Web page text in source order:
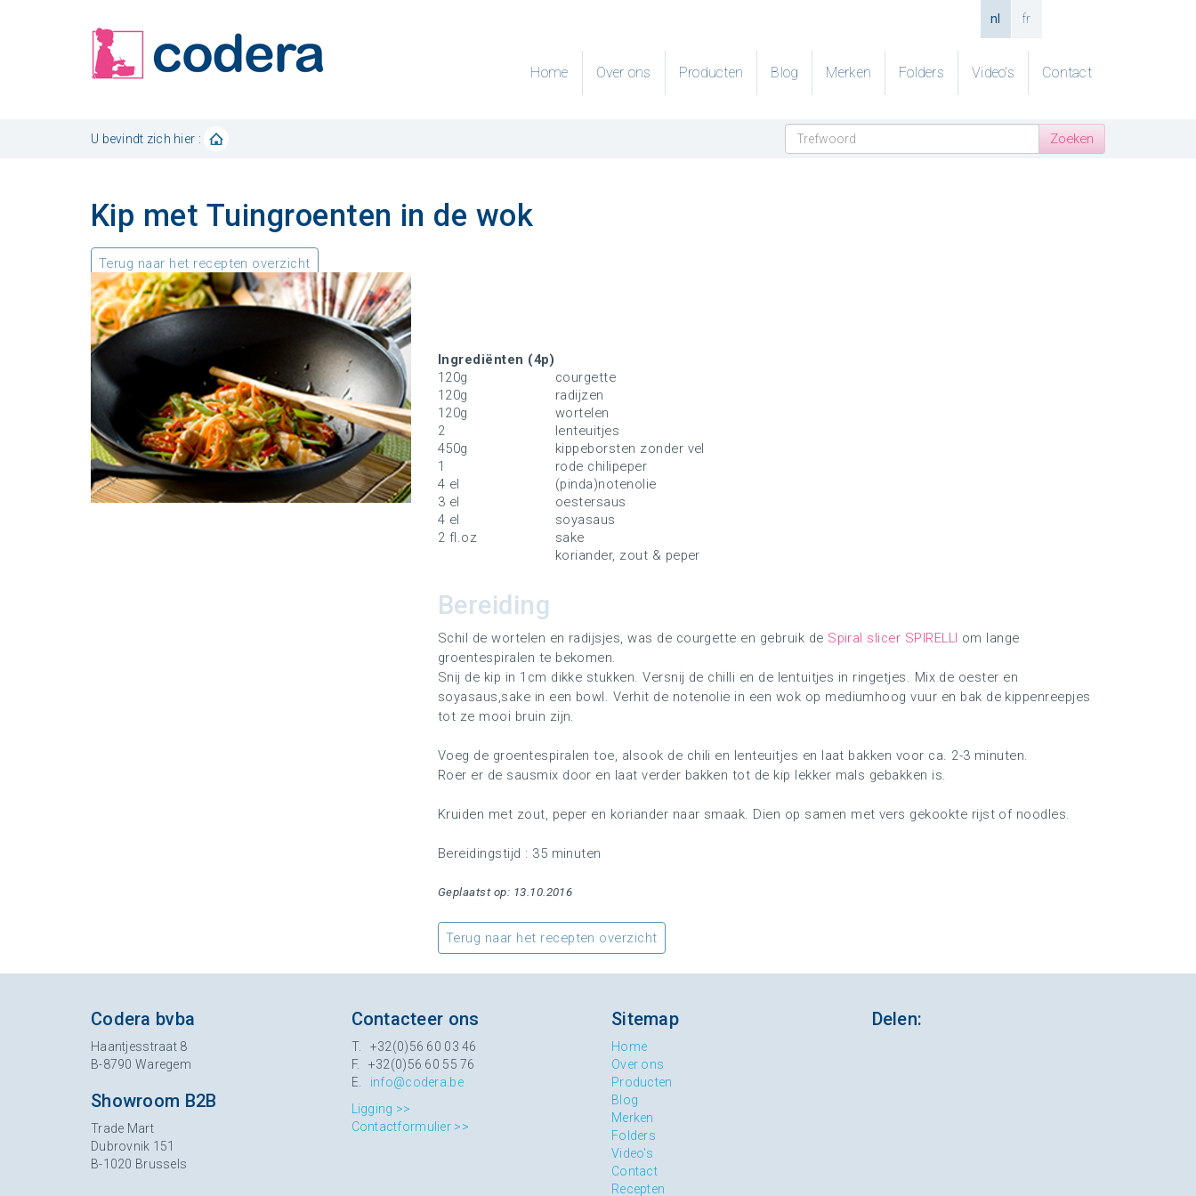
nl fr
Home Over ons Producten Blog Merken Folders Video's Contact
U bevindt zich hier :
Kip met Tuingroenten in de wok
Terug naar het recepten overzicht
Ingrediënten (4p)
120g
courgette
120g
radijzen
120g
wortelen
2
lenteuitjes
450g
kippeborsten zonder vel
1
rode chilipeper
4 el
(pinda)notenolie
3 el
oestersaus
4 el
soyasaus
2 fl.oz
sake
koriander, zout & peper
Bereiding
Schil de wortelen en radijsjes, was de courgette en gebruik de Spiral slicer SPIRELLI om lange
groentespiralen te bekomen.
Snij de kip in 1cm dikke stukken. Versnij de chilli en de lentuitjes in ringetjes. Mix de oester en
soyasaus,sake in een bowl. Verhit de notenolie in een wok op mediumhoog vuur en bak de kippenreepjes
tot ze mooi bruin zijn.
Voeg de groentespiralen toe, alsook de chili en lenteuitjes en laat bakken voor ca. 2-3 minuten.
Roer er de sausmix door en laat verder bakken tot de kip lekker mals gebakken is.
Kruiden met zout, peper en koriander naar smaak. Dien op samen met vers gekookte rijst of noodles.
Bereidingstijd : 35 minuten
Geplaatst op: 13.10.2016
Terug naar het recepten overzicht
Codera bvba
Haantjesstraat 8
B-8790 Waregem
Showroom B2B
Trade Mart
Dubrovnik 151
B-1020 Brussels
Contacteer ons
T. +32(0)56 60 03 46
F. +32(0)56 60 55 76
E. info@codera.be
Ligging >>
Contactformulier >>
Sitemap
Home
Over ons
Producten
Blog
Merken
Folders
Video's
Contact
Recepten
Delen: